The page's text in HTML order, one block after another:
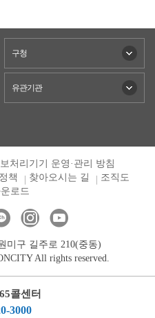
구청
유관기관
처리기기 운영·관리 방침
책 찾아오시는 길
조직도
로드
미구 길주로 210(중동)
All rights reserved.
콜센터
3000